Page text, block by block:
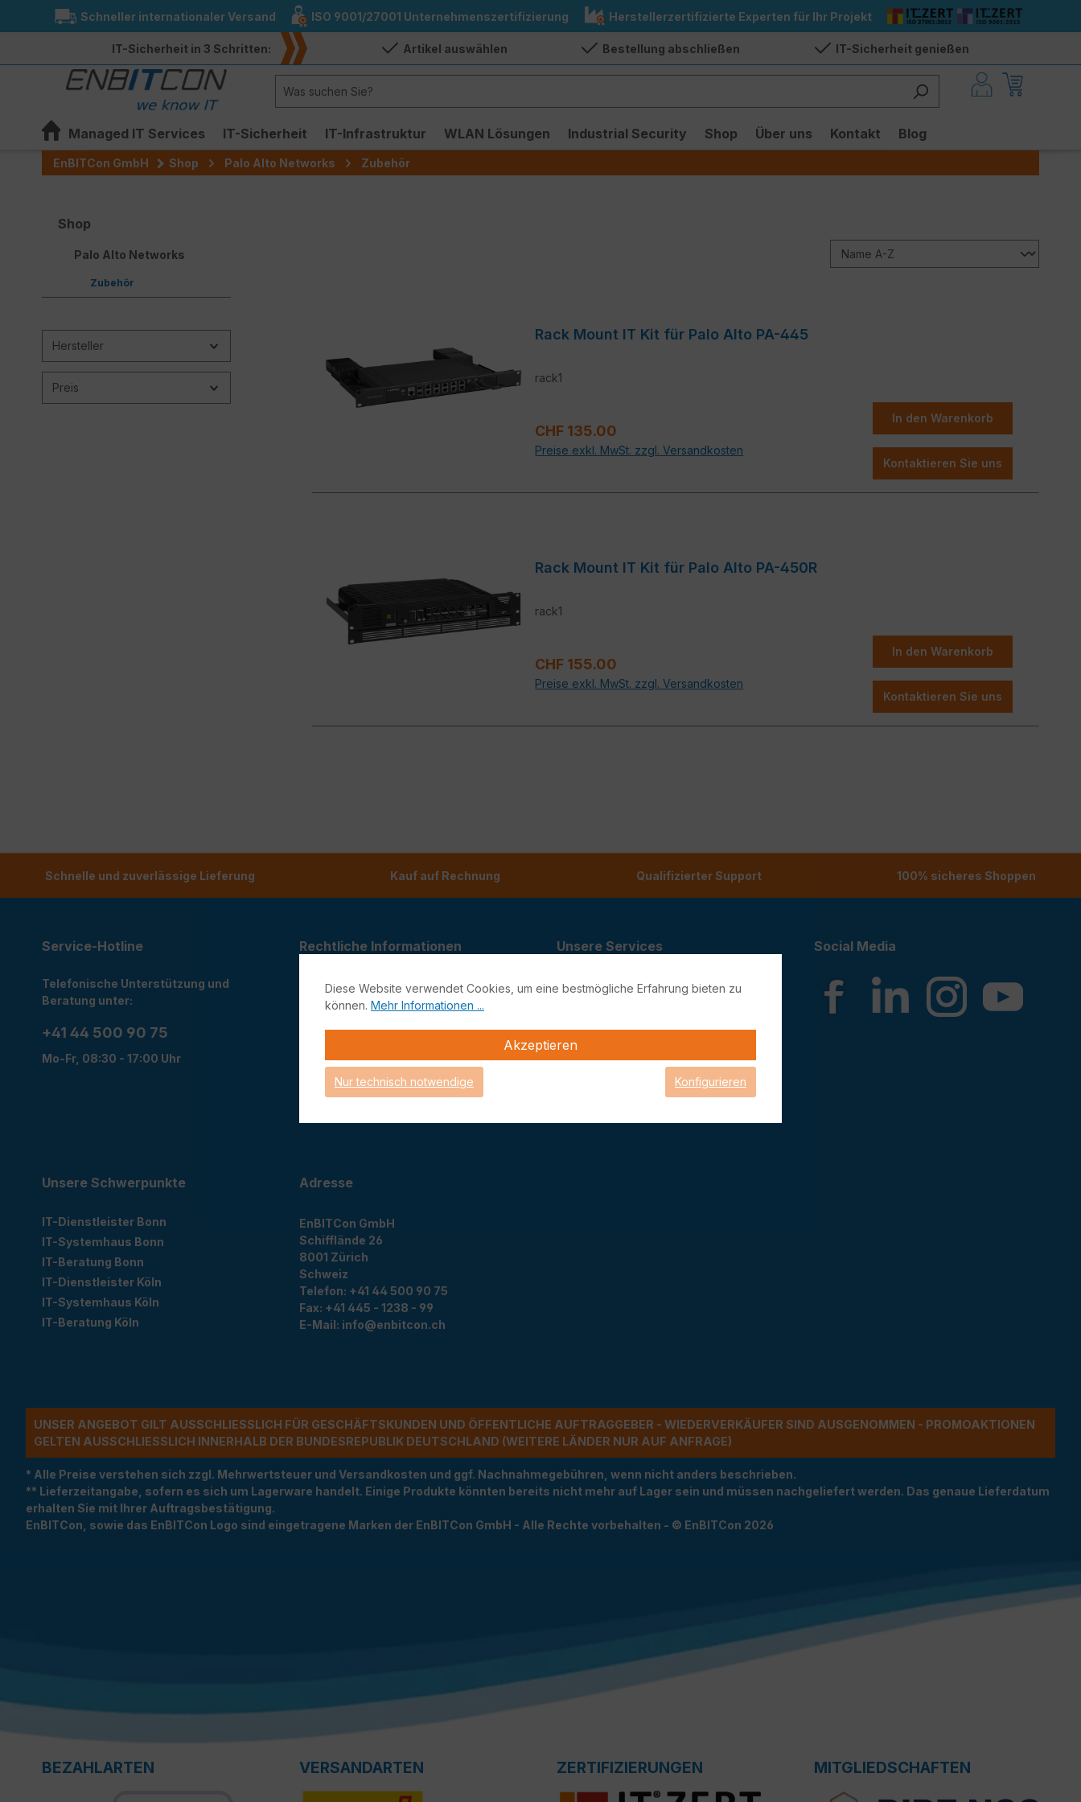
Zur Hauptnavigation springen
Schneller internationaler Versand ISO 9001/27001 Unternehmenszertifizierung Herstellerzertifizierte Experten für Ihr Projekt
IT-Sicherheit in 3 Schritten: Artikel auswählen Bestellung abschließen IT-Sicherheit genießen
Managed IT Services IT-Sicherheit IT-Infrastruktur WLAN Lösungen Industrial Security Shop Über uns Kontakt Blog
EnBITCon GmbH Shop Palo Alto Networks Zubehör
Shop
Palo Alto Networks
Zubehör
Hersteller
Preis
Rack Mount IT Kit für Palo Alto PA-445
rack1
Regulärer Preis:
CHF 135.00
Preise exkl. MwSt. zzgl. Versandkosten
In den Warenkorb
Kontaktieren Sie uns
Rack Mount IT Kit für Palo Alto PA-450R
rack1
Regulärer Preis:
CHF 155.00
Preise exkl. MwSt. zzgl. Versandkosten
In den Warenkorb
Kontaktieren Sie uns
Schnelle und zuverlässige Lieferung Kauf auf Rechnung Qualifizierter Support 100% sicheres Shoppen
Service-Hotline
Telefonische Unterstützung und
Beratung unter:
+41 44 500 90 75
Mo-Fr, 08:30 - 17:00 Uhr
Rechtliche Informationen
Widerrufsrecht
Rückgaberecht
Impressum
Cookie Einstellungen
Unsere Services
Status Managed Services
Teamviewer Quick Support
Social Media
Unsere Schwerpunkte
IT-Dienstleister Bonn
IT-Systemhaus Bonn
IT-Beratung Bonn
IT-Dienstleister Köln
IT-Systemhaus Köln
IT-Beratung Köln
Adresse
EnBITCon GmbH
Schifflände 26
8001 Zürich
Schweiz
Telefon: +41 44 500 90 75
Fax: +41 445 - 1238 - 99
E-Mail: info@enbitcon.ch
UNSER ANGEBOT GILT AUSSCHLIESSLICH FÜR GESCHÄFTSKUNDEN UND ÖFFENTLICHE AUFTRAGGEBER - WIEDERVERKÄUFER SIND AUSGENOMMEN - PROMOAKTIONEN G
ELTEN AUSSCHLIESSLICH INNERHALB DER BUNDESREPUBLIK DEUTSCHLAND (WEITERE LÄNDER NUR AUF ANFRAGE)
* Alle Preise verstehen sich zzgl. Mehrwertsteuer und Versandkosten und ggf. Nachnahmegebühren, wenn nicht anders beschrieben.
** Lieferzeitangabe, sofern es sich um Lagerware handelt. Einige Produkte könnten bereits nicht mehr auf Lager sein und müssen nachgeliefert werden. Das genaue Lieferdatum
erhalten Sie mit Ihrer Auftragsbestätigung.
EnBITCon, sowie das EnBITCon Logo sind eingetragene Marken der EnBITCon GmbH - Alle Rechte vorbehalten - © EnBITCon 2026
BEZAHLARTEN VERSANDARTEN ZERTIFIZIERUNGEN MITGLIEDSCHAFTEN
Diese Website verwendet Cookies, um eine bestmögliche Erfahrung bieten zu
können. Mehr Informationen ...
Akzeptieren
Nur technisch notwendige Konfigurieren